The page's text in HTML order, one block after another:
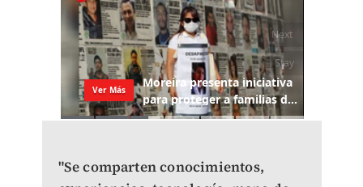
"Se comparten conocimientos,